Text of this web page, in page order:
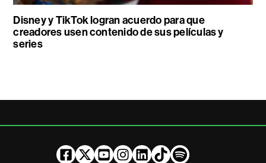
Disney y TikTok logran acuerdo para que
creadores usen contenido de sus películas y
series